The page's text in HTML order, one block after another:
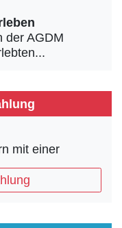
der AGDM
mit einer